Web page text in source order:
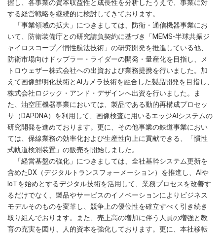
握し、各事業の資本収益性と成長性を分析したうえで、事業に対
する経営戦略を継続的に検討してきております。
「事業領域の拡大」につきましては、防衛・通信機器事業にお
いて、防衛装備庁との研究請負契約に基づき「MEMS-半球共振ジ
ャイロスコープ／慣性航法技術」の研究開発を推進している他、
防衛市場向けドップラー・ライダーの開発・量産化を目指し、メ
トロウェザー株式会社への出資および業務提携を行いました。加
えて画像鮮明化技術とAIカメラ技術を融合した製品開発を目指し、
株式会社ロジック・アンド・デザインへ出資を行いました。ま
た、油空圧機器事業においては、製品である動的再構成プロセッ
サ（DAPDNA）を利用して、画像検査に用いるエッジAIシステムの
研究開発を進めております。更に、その他事業の鉄道事業におい
ては、保線業務の効率化および生産性向上に貢献できる、「慣性
式軌道検測装置」の販売を開始しました。
「経営基盤の強化」につきましては、全社基幹システム更新を
含めたDX（デジタルトランスフォーメーション）を推進し、AIや
IoTを始めとするデジタル技術を活用して、業務プロセスを改善す
るだけでなく、製品やサービスのイノベーションによりビジネス
モデルそのものを変革し、競争上の優位性を確立すべく引き続き
取り組んでおります。また、売上高の増加に伴う人員の増強と教
育の充実を図り、人的資本を強化しております。更に、本社移転